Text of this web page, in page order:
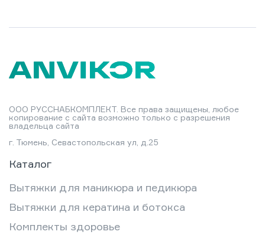
ООО РУССНАБКОМПЛЕКТ. Все права защищены, любое
копирование с сайта возможно только с разрешения
владельца сайта
г. Тюмень, Севастопольская ул, д.25
Каталог
Вытяжки для маникюра и педикюра
Вытяжки для кератина и ботокса
Комплекты здоровье